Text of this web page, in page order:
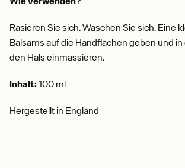
Rasieren Sie sich. Waschen Sie sich. Eine
Balsams auf die Handflächen geben und
den Hals einmassieren.
Inhalt: 100 ml
Hergestellt in England